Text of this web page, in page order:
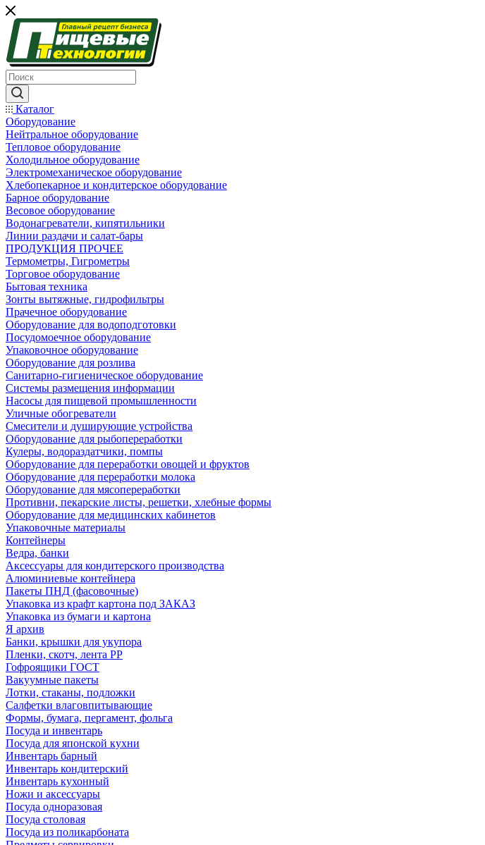
Каталог
Оборудование
Нейтральное оборудование
Тепловое оборудование
Холодильное оборудование
Электромеханическое оборудование
Хлебопекарное и кондитерское оборудование
Барное оборудование
Весовое оборудование
Водонагреватели, кипятильники
Линии раздачи и салат-бары
ПРОДУКЦИЯ ПРОЧЕЕ
Термометры, Гигрометры
Торговое оборудование
Бытовая техника
Зонты вытяжные, гидрофильтры
Прачечное оборудование
Оборудование для водоподготовки
Посудомоечное оборудование
Упаковочное оборудование
Оборудование для розлива
Санитарно-гигиеническое оборудование
Системы размещения информации
Насосы для пищевой промышленности
Уличные обогреватели
Смесители и душирующие устройства
Оборудование для рыбопереработки
Кулеры, водораздатчики, помпы
Оборудование для переработки овощей и фруктов
Оборудование для переработки молока
Оборудование для мясопереработки
Противни, пекарские листы, решетки, хлебные формы
Оборудование для медицинских кабинетов
Упаковочные материалы
Контейнеры
Ведра, банки
Аксессуары для кондитерского производства
Алюминиевые контейнера
Пакеты ПНД (фасовочные)
Упаковка из крафт картона под ЗАКАЗ
Упаковка из бумаги и картона
Я архив
Банки, крышки для укупора
Пленки, скотч, лента РР
Гофроящики ГОСТ
Вакуумные пакеты
Лотки, стаканы, подложки
Салфетки влаговпитывающие
Формы, бумага, пергамент, фольга
Посуда и инвентарь
Посуда для японской кухни
Инвентарь барный
Инвентарь кондитерский
Инвентарь кухонный
Ножи и аксессуары
Посуда одноразовая
Посуда столовая
Посуда из поликарбоната